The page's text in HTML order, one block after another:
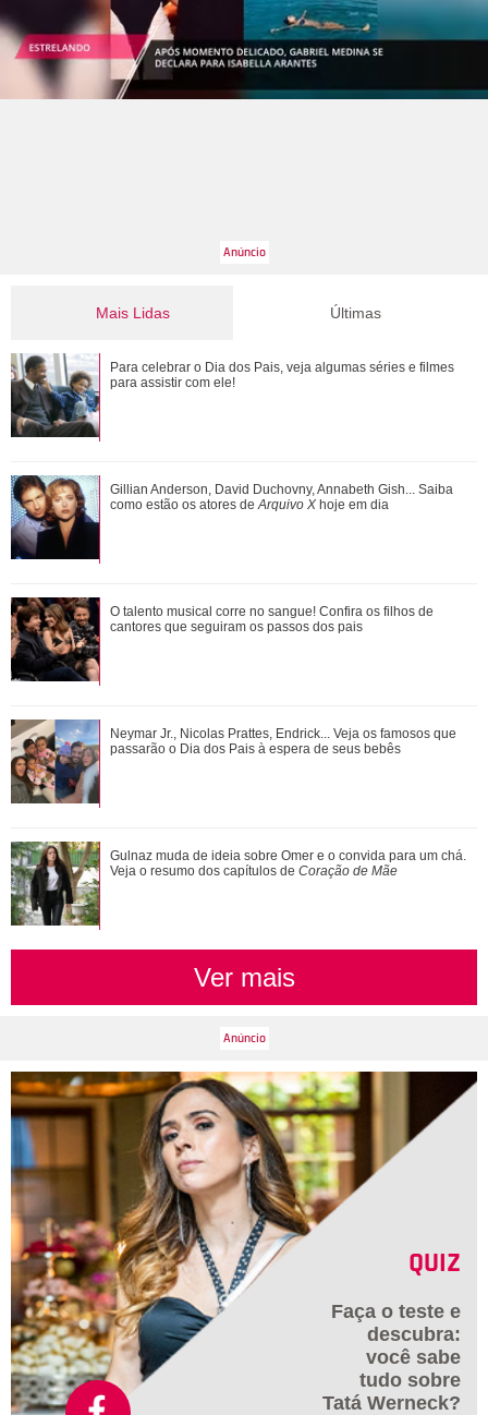
Mais Lidas
Gulnaz muda de ideia sobre Omer e o convida para um chá.
Veja o resumo dos capítulos de Cor...
Adriana manda Iuri procurar o anel de Arthur. Veja o resumo
dos capítulos de Quem Ama Cuida
O talento musical corre no sangue! Confira os filhos de
cantores que seguiram os passos dos p...
João Raul diz para Agrado que não está conseguindo
conviver com seu sucesso. Veja os resum...
Últimas
Para celebrar o Dia dos Pais, veja algumas séries e filmes
para assistir com ele!
Gillian Anderson, David Duchovny, Annabeth Gish... Saiba
como estão os atores de Arquivo X hoje em dia
O talento musical corre no sangue! Confira os filhos de
cantores que seguiram os passos dos pais
Neymar Jr., Nicolas Prattes, Endrick... Veja os famosos que
passarão o Dia dos Pais à espera de seus bebês
Gulnaz muda de ideia sobre Omer e o convida para um chá.
Veja o resumo dos capítulos de Coração de Mãe
Ver mais
QUIZ
Faça o teste e
descubra:
você sabe
tudo sobre
Tatá Werneck?